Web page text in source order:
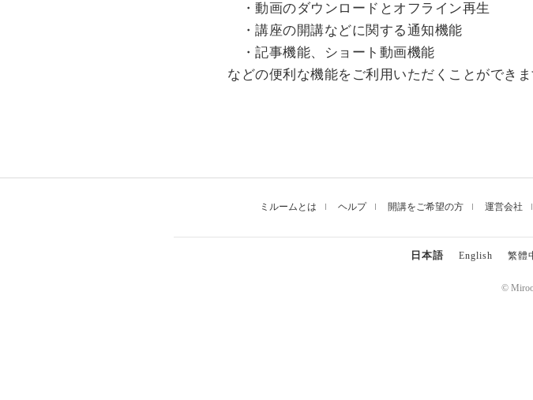
・動画のダウンロードとオフライン再生
・講座の開講などに関する通知機能
・記事機能、ショート動画機能
などの便利な機能をご利用いただくことができま
ミルームとは ヘルプ 開講をご希望の方 運営会社
日本語 English 繁體
©